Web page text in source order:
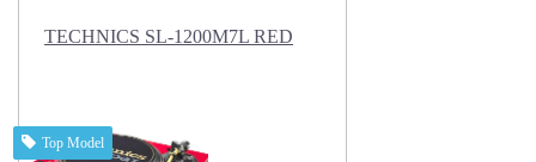
TECHNICS SL-1200M7L RED
Top Model